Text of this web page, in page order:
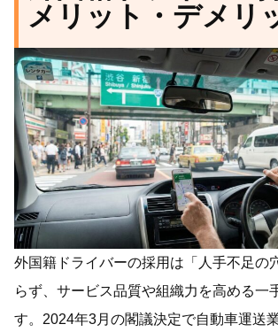
メリット・デメリ
外国籍ドライバーの採用は「人手不足の
らず、サービス品質や組織力を高める一
す。2024年3月の閣議決定で自動車運送